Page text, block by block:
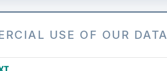
USE OF OUR DATA